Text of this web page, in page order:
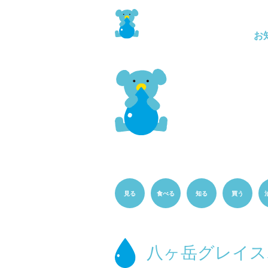
お
見る 食べる 知る 買う
八ヶ岳グレイ